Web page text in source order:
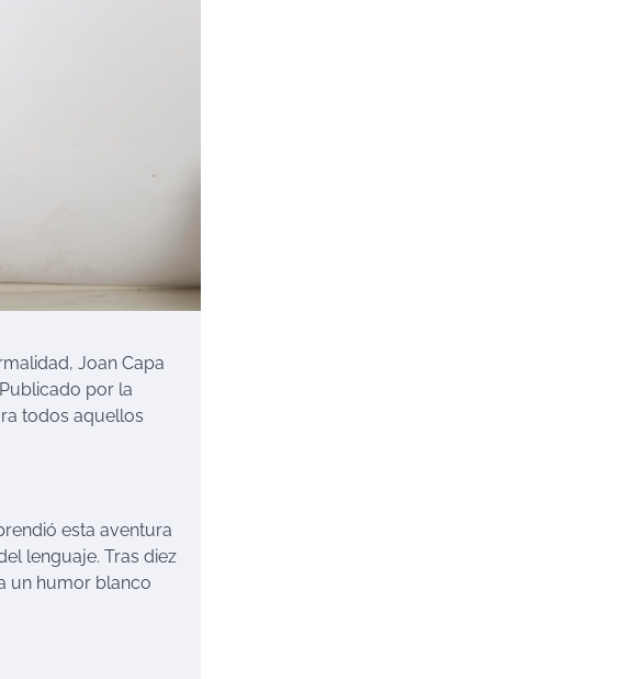
Joan Capa
por la
todos aquellos
esta aventura
lenguaje. Tras diez
un humor blanco